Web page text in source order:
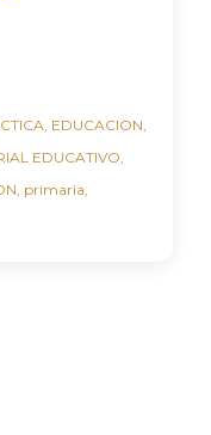
EDUCACION
EDUCATIVO
primaria